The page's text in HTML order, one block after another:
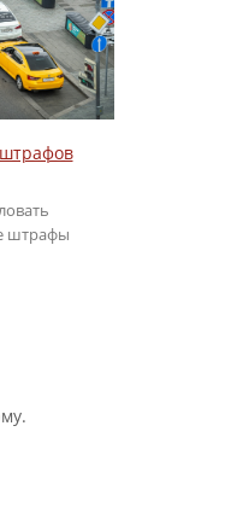
штрафы